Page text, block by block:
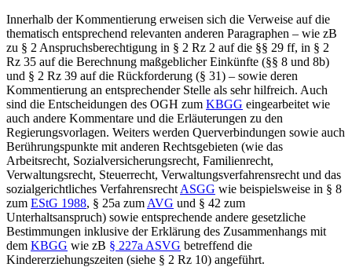
Innerhalb der Kommentierung erweisen sich die Verweise auf die
thematisch entsprechend relevanten anderen Paragraphen – wie zB
zu § 2 Anspruchsberechtigung in § 2 Rz 2 auf die §§ 29 ff, in § 2
Rz 35 auf die Berechnung maßgeblicher Einkünfte (§§ 8 und 8b)
und § 2 Rz 39 auf die Rückforderung (§ 31) – sowie deren
Kommentierung an entsprechender Stelle als sehr hilfreich. Auch
sind die Entscheidungen des OGH zum KBGG eingearbeitet wie
auch andere Kommentare und die Erläuterungen zu den
Regierungsvorlagen. Weiters werden Querverbindungen sowie auch
Berührungspunkte mit anderen Rechtsgebieten (wie das
Arbeitsrecht, Sozialversicherungsrecht, Familienrecht,
Verwaltungsrecht, Steuerrecht, Verwaltungsverfahrensrecht und das
sozialgerichtliches Verfahrensrecht ASGG wie beispielsweise in § 8
zum EStG 1988, § 25a zum AVG und § 42 zum
Unterhaltsanspruch) sowie entsprechende andere gesetzliche
Bestimmungen inklusive der Erklärung des Zusammenhangs mit
dem KBGG wie zB § 227a ASVG betreffend die
Kindererziehungszeiten (siehe § 2 Rz 10) angeführt.